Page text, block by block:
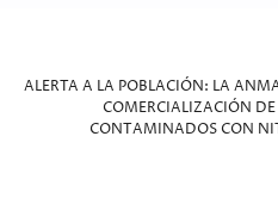
ALERTA A LA POBLACIÓN: LA
COMERCIALIZACIÓN
CONTAMINADOS CON